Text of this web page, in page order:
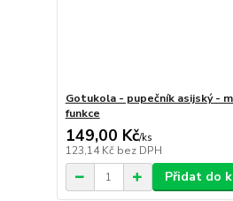
Gotukola - pupečník asijský -
funkce
149,00 Kč/ks
123,14 Kč bez DPH
Přidat do